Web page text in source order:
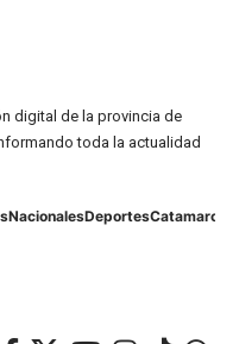
digital de la provincia de
toda la actualidad
NacionalesDeportesCatamarca